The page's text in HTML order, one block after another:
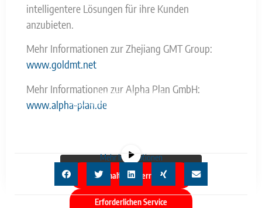
intelligentere Lösungen für ihre Kunden
anzubieten.
Mehr Informationen zur Zhejiang GMT Group:
www.goldmt.net
Mehr Informationen zur Alpha Plan GmbH:
www.alpha-plan.de
Sie sehen gerade einen
Platzhalterinhalt von
den eigentlichen Inhalt zuzugreifen,
Mehr Informationen
Inhalt entsperren
Erforderlichen Service